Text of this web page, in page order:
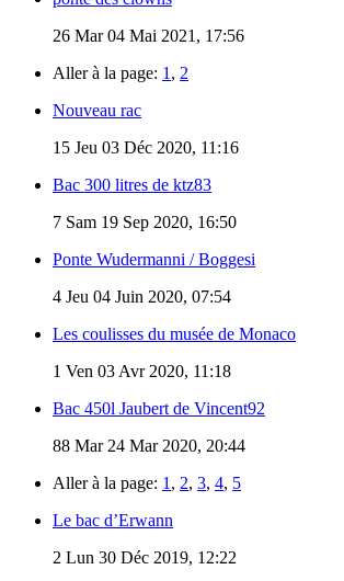
26 Mar 04 Mai 2021, 17:56
Aller à la page: 1 , 2
Nouveau rac
15 Jeu 03 Déc 2020, 11:16
Bac 300 litres de ktz83
7 Sam 19 Sep 2020, 16:50
Ponte Wudermanni / Boggesi
4 Jeu 04 Juin 2020, 07:54
Les coulisses du musée de Monaco
1 Ven 03 Avr 2020, 11:18
Bac 450l Jaubert de Vincent92
88 Mar 24 Mar 2020, 20:44
Aller à la page: 1 , 2, 3, 4, 5
Le bac d’Erwann
2 Lun 30 Déc 2019, 12:22